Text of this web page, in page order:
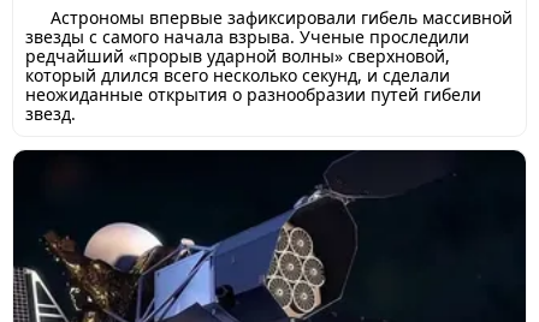
Астрономы впервые зафиксировали гибель массивной
звезды с самого начала взрыва. Ученые проследили
редчайший «прорыв ударной волны» сверхновой,
который длился всего несколько секунд, и сделали
неожиданные открытия о разнообразии путей гибели
звезд.